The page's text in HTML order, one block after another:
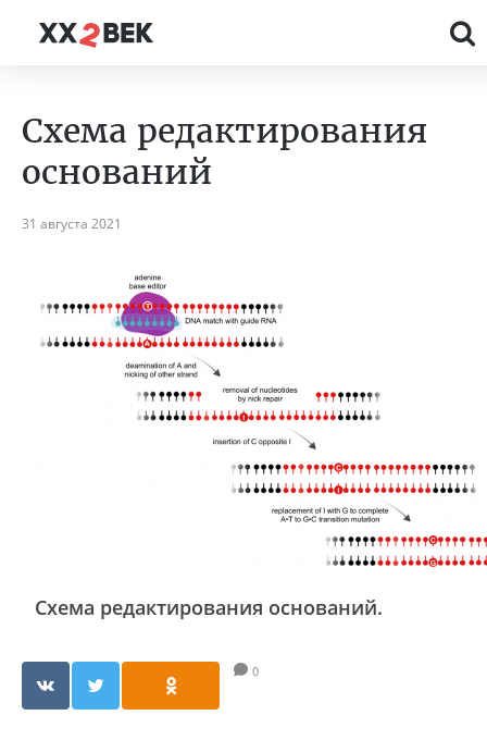
Схема редактирования
оснований
31 августа 2021
Схема редактирования оснований.
0